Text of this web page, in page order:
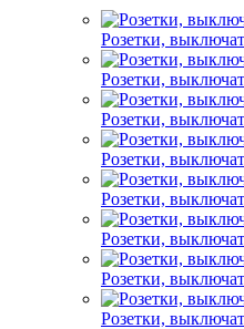
Розетки,
Розетки,
Розетки,
Розетки,
Розетки,
Розетки,
Розетки,
Розетки,